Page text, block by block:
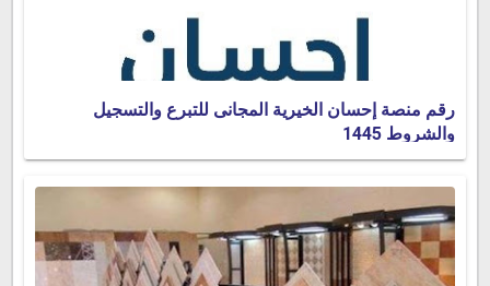
رقم منصة إحسان الخيرية المجانى للتبرع والتسجيل
والشروط 1445